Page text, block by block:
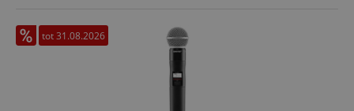
tot 31.08.2026